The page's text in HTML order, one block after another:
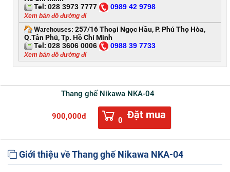
Tel: 028 3973 7777 0989 42 9798
Xem bản đồ đường đi
Warehouses: 257/16 Thoại Ngọc Hầu, P. Phú Thọ Hòa,
Q.Tân Phú, Tp. Hồ Chí Minh
Tel: 028 3606 0006 0988 39 7733
Xem bản đồ đường đi
Thang ghế Nikawa NKA-04
900,000đ 0 Đặt mua
Giới thiệu về Thang ghế Nikawa NKA-04